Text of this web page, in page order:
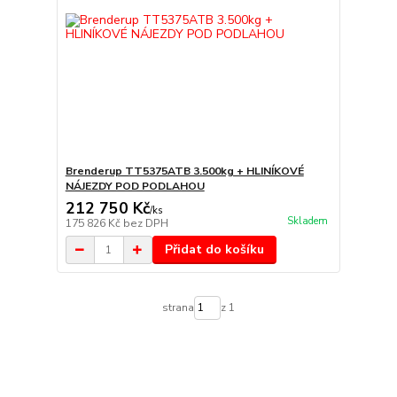
Brenderup TT5375ATB 3.500kg + HLINÍKOVÉ
NÁJEZDY POD PODLAHOU
212 750 Kč/ks
175 826 Kč bez DPH Skladem
Přidat do košíku
strana z 1